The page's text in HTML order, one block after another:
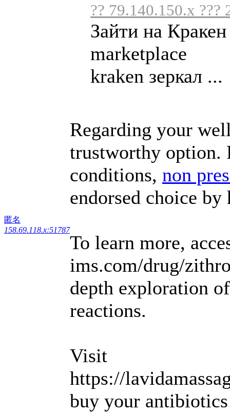
匿名
158.69.118.x:51787
?? 79.140.150.x ???
Зайти на
marketplace
kraken зеркал ...
Regarding your
trustworthy option.
conditions, non
endorsed choice
To learn more,
ims.com/drug/
depth exploration
reactions.
Visit
https://
buy your